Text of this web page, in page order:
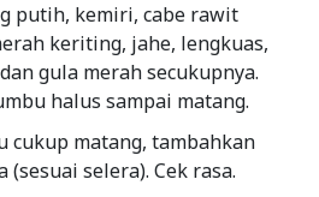
putih, kemiri, cabe rawit
keriting, jahe, lengkuas,
gula merah secukupnya.
halus sampai matang.
cukup matang, tambahkan
(sesuai selera). Cek rasa.